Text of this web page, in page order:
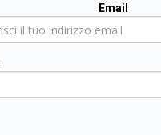
Email